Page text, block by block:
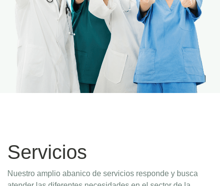
Servicios
Nuestro amplio abanico de servicios responde y busca